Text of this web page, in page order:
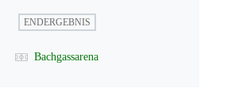
ENDERGEBNIS
Bachgassarena